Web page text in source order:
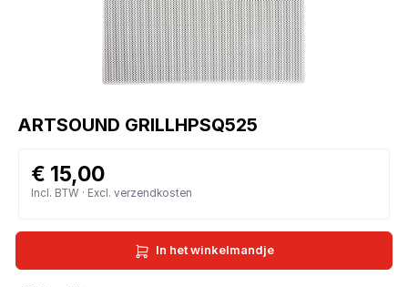
ARTSOUND GRILLHPSQ525
€ 15,00
Incl. BTW · Excl. verzendkosten
In het winkelmandje